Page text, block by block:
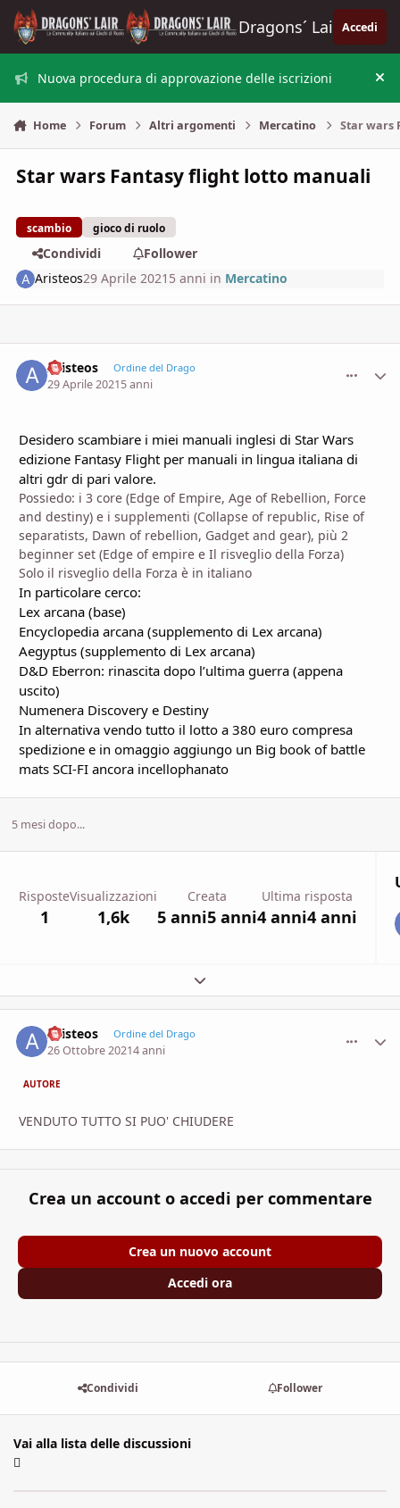
Vai al contenuto
Dragons´ Lair Accedi
Nuova procedura di approvazione delle iscrizioni
Home Forum Altri argomenti Mercatino Star wars
Star wars Fantasy flight lotto manuali
scambio gioco di ruolo
Condividi
Follower
Aristeos29 Aprile 2021 5 anni in Mercatino
Aristeos Ordine del Drago
29 Aprile 20215 anni
Desidero scambiare i miei manuali inglesi di Star Wars
edizione Fantasy Flight per manuali in lingua italiana di
altri gdr di pari valore.
Possiedo: i 3 core (Edge of Empire, Age of Rebellion, Force
and destiny) e i supplementi (Collapse of republic, Rise of
separatists, Dawn of rebellion, Gadget and gear), più 2
beginner set (Edge of empire e Il risveglio della Forza)
Solo il risveglio della Forza è in italiano
In particolare cerco:
Lex arcana (base)
Encyclopedia arcana (supplemento di Lex arcana)
Aegyptus (supplemento di Lex arcana)
D&D Eberron: rinascita dopo l’ultima guerra (appena
uscito)
Numenera Discovery e Destiny
In alternativa vendo tutto il lotto a 380 euro compresa
spedizione e in omaggio aggiungo un Big book of battle
mats SCI-FI ancora incellophanato
5 mesi dopo...
Risposte
1
Visualizzazioni
1,6k
Creata
5 anni5 anni
Ultima risposta
4 anni4 anni
Espandi panoramica del topic
Aristeos Ordine del Drago
26 Ottobre 20214 anni
AUTORE
VENDUTO TUTTO SI PUO' CHIUDERE
Crea un account o accedi per commentare
Crea un nuovo account
Accedi ora
Condividi Follower
Vai alla lista delle discussioni